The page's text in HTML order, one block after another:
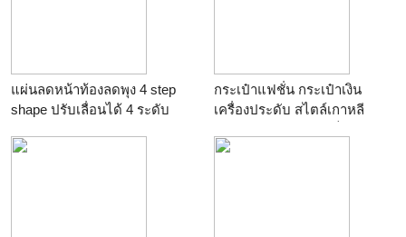
แผ่นลดหน้าท้องลดพุง 4 step
shape ปรับเลื่อนได้ 4 ระดับ
กระเป๋าแฟชั่น กระเป๋าเงิน
เครื่องประดับ สไตล์เกาหลี
นับ 1000 รายการ อินเทรนด์